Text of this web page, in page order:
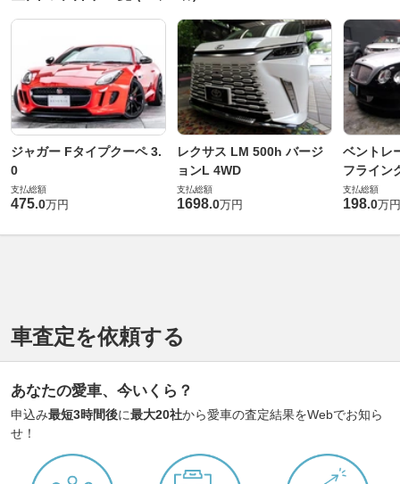
ジャガー Fタイプクーペ 3.
0
支払総額
475.0万円
レクサス LM 500h バージ
ョンL 4WD
支払総額
1698.0万円
ベントレ
フライン
支払総額
198.0万円
車査定を依頼する
あなたの愛車、今いくら？
申込み最短3時間後に最大20社から愛車の査定結果をWebでお知ら
せ！